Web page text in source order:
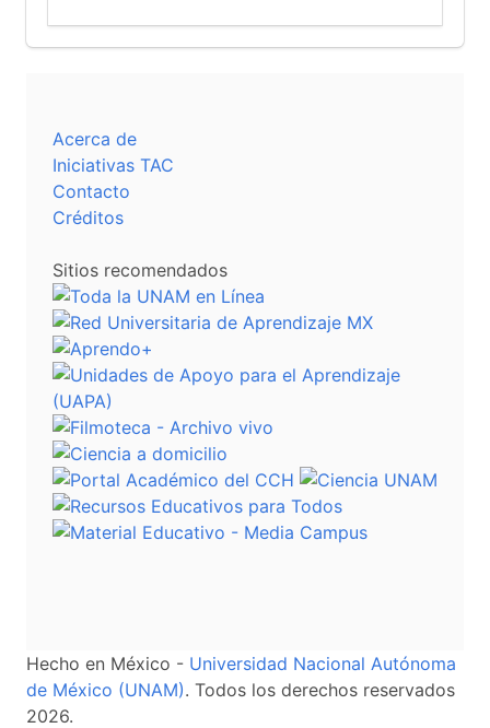
Acerca de
Iniciativas TAC
Contacto
Créditos
Sitios recomendados
Hecho en México - Universidad Nacional Autónoma
de México (UNAM). Todos los derechos reservados
2026.